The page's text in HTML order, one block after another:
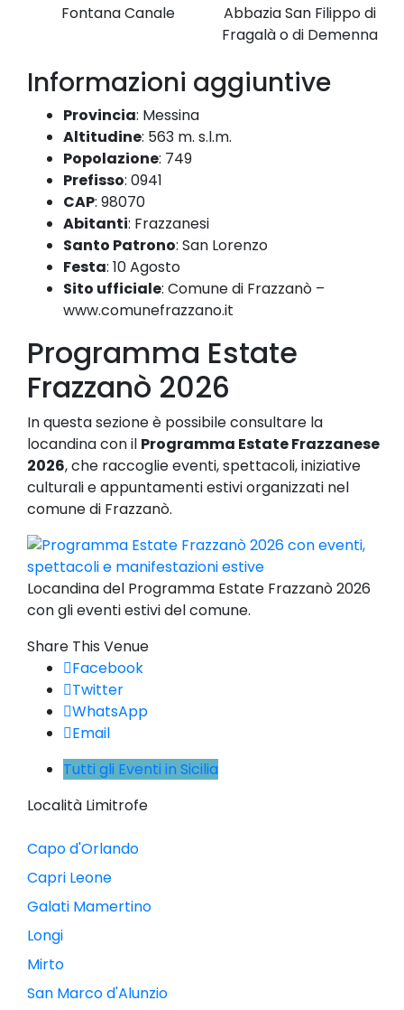
Fontana Canale
Abbazia San Filippo di
Fragalà o di Demenna
Informazioni aggiuntive
Provincia: Messina
Altitudine: 563 m. s.l.m.
Popolazione: 749
Prefisso: 0941
CAP: 98070
Abitanti: Frazzanesi
Santo Patrono: San Lorenzo
Festa: 10 Agosto
Sito ufficiale: Comune di Frazzanò –
www.comunefrazzano.it
Programma Estate
Frazzanò 2026
In questa sezione è possibile consultare la
locandina con il Programma Estate Frazzanese
2026, che raccoglie eventi, spettacoli, iniziative
culturali e appuntamenti estivi organizzati nel
comune di Frazzanò.
Locandina del Programma Estate Frazzanò 2026
con gli eventi estivi del comune.
Share This Venue
Facebook
Twitter
WhatsApp
Email
Tutti gli Eventi in Sicilia
Località Limitrofe
Capo d'Orlando
Capri Leone
Galati Mamertino
Longi
Mirto
San Marco d'Alunzio